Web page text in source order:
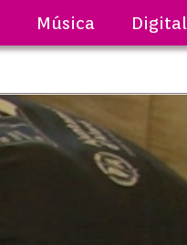
Música Digital